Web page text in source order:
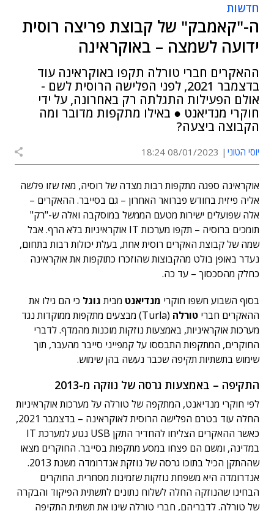
חדשות
ה-"קאמבק" של קבוצת פריצה רוסית
ידועה לשמצה – באוקראינה
ההאקרים חברי טורלה תקפו באוקראינה עוד
בדצמבר 2021, לפני הפלישה הרוסית לשם -
אולם הפעילות התגלתה רק באחרונה, על ידי
חוקרי מנדיאנט ● באילו מתקפות מדובר ומה
הקבוצה ביצעה?
יוסי הטוני 08/01/2023 18:24
אוקראינה ספגה מתקפות רבות מצדה של רוסיה, מאז שזו פלשה
אליה פיזית בחודש פברואר האחרון – גם בסייבר. ההאקרים –
אלה שפועלים ישירות מטעם הממשל במוסקבה ואלה ש-"רק"
תומכים ברוסיה – תקפו מערכות IT אוקראיניות בלא הרף. אבל
שמה של קבוצת האקרים רוסית אחת, בעלת יכולות רבות בתחום,
נעדר באופן בולט מהקבוצות שהוזכרו כתוקפות את אוקראינה
כחלק מהסכסוך – עד כה.
בסוף השבוע חשפו חוקרי מנדיאנט מבית גוגל כי הם גילו את
ההאקרים חברי טורלה
(Turla) מבצעים מתקפות ממוקדות נגד
מערכות אוקראיניות, באמצעות נוזקות מוכנות מהמדף. לדברי
החוקרים, המתקפות התבססו על קמפייני סייבר מהעבר, תוך
שימוש בתשתיות תקיפה שכבר נעשה בהן שימוש.
התקיפה – באמצעות גרסה של נוזקה מ-2013
לפי חוקרי מנדיאנט, המתקפה של טורלה על מערכות אוקראיניות
החלה עוד בטרם הפלישה הרוסית לאוקראינה – בדצמבר 2021,
כאשר ההאקרים הצליחו להחדיר התקן USB נגוע למערכת IT
במדינה, ומשם הם פצחו במסע מתקפות בסייבר. החוקרים מצאו
שההתקן הכיל בתוכו גרסה של נוזקת אנדרומדה משנת 2013.
אנדרומדה היא משפחת נוזקות שזמינות מסחרית. החוקרים
הבחינו שהנוזקה החלה לשלוח נתונים לתשתית הפיקוד והבקרה
של טורלה. לדבריהם, חברי טורלה שינו את תשתית התקיפה